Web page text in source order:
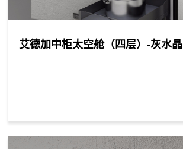
艾德加中柜太空舱（四层）-灰水晶